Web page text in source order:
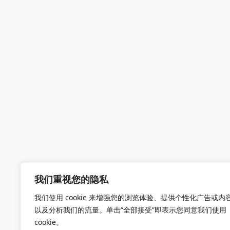
我们重视您的隐私
我们使用 cookie 来增强您的浏览体验、提供个性化广告或内
以及分析我们的流量。单击“全部接受”即表示您同意我们使用
cookie。